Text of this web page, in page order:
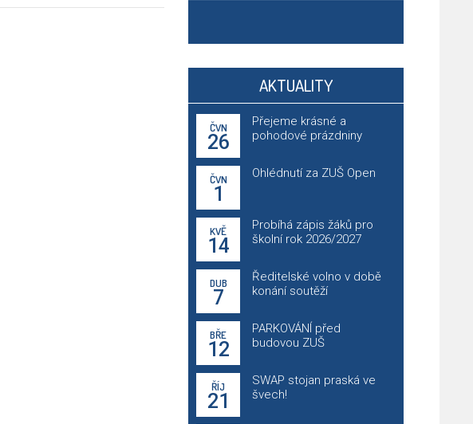
AKTUALITY
ČVN
26
Přejeme krásné a
pohodové prázdniny
ČVN
1
Ohlédnutí za ZUŠ Open
KVĚ
14
Probíhá zápis žáků pro
školní rok 2026/2027
DUB
7
Ředitelské volno v době
konání soutěží
BŘE
12
PARKOVÁNÍ před
budovou ZUŠ
ŘÍJ
21
SWAP stojan praská ve
švech!